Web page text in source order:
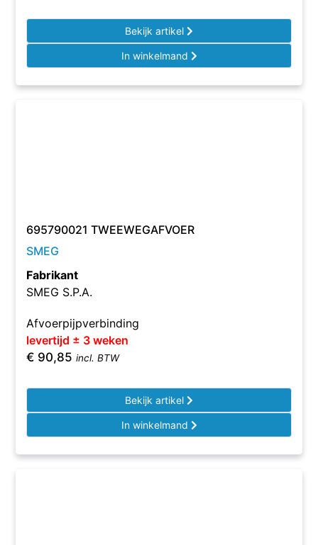
Bekijk artikel
In winkelmand
695790021 TWEEWEGAFVOER
SMEG
Fabrikant
SMEG S.P.A.
Afvoerpijpverbinding
levertijd ± 3 weken
€ 90,85 incl. BTW
Bekijk artikel
In winkelmand